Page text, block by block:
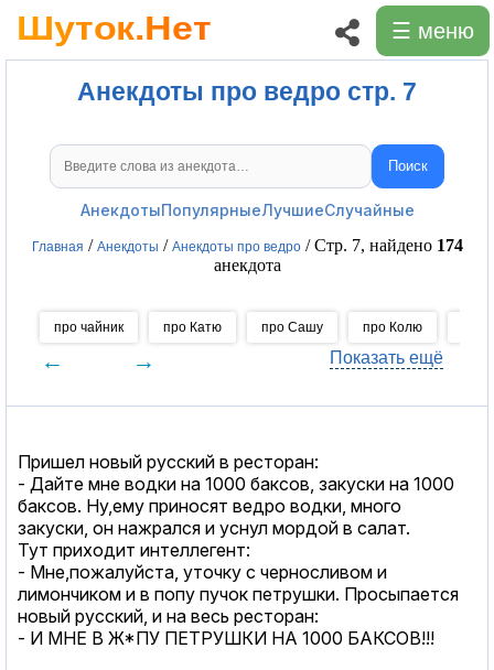
☰ меню
Анекдоты про ведро стр. 7
Поиск анекдотов Поиск
АнекдотыПопулярныеЛучшиеСлучайные
Главная / Анекдоты / Анекдоты про ведро/ Стр. 7, найдено 174
анекдота
про чайник про Катю про Сашу про Колю
← → Показать ещё
Пришел новый русский в ресторан:
- Дайте мне водки на 1000 баксов, закуски на 1000
баксов. Ну,ему приносят ведро водки, много
закуски, он нажрался и уснул мордой в салат.
Тут приходит интеллегент:
- Мне,пожалуйста, уточку с черносливом и
лимончиком и в попу пучок петрушки. Просыпается
новый русский, и на весь ресторан:
- И МНЕ В Ж*ПУ ПЕТРУШКИ НА 1000 БАКСОВ!!!